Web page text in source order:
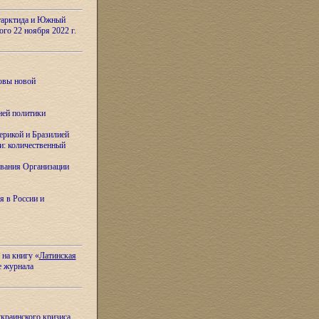
и Южный
22 ноября 2022 г.
новой
политики
и Бразилией
количественный
Организации
в России и
книгу «Латинская
журнала
кризиса